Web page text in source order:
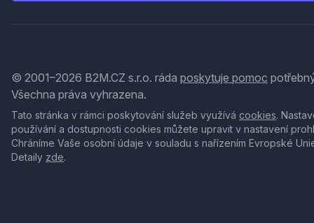
© 2001–2026 B2M.CZ s.r.o. ráda poskytuje pomoc
Všechna práva vyhrazena.
Tato stránka v rámci poskytování služeb využívá cookies.
používání a dostupnosti cookies můžete upravit v nastavení
Chráníme Vaše osobní údaje v souladu s nařízením Evropské
Detaily zde.